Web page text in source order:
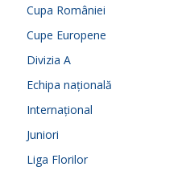
Cupa României
Cupe Europene
Divizia A
Echipa națională
Internațional
Juniori
Liga Florilor